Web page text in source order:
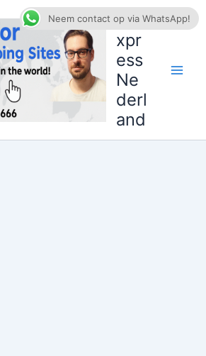
AliE
xpr
ess
Ne
derl
and
Neem contact op via WhatsApp!